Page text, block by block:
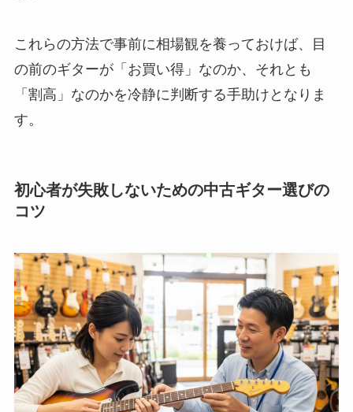
これらの方法で事前に相場観を養っておけば、目
の前のギターが「お買い得」なのか、それとも
「割高」なのかを冷静に判断する手助けとなりま
す。
初心者が失敗しないための中古ギター選びの
コツ